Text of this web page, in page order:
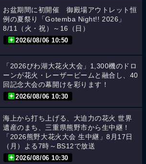
お盆期間に初開催 御殿場アウトレット恒
例の夏祭り「Gotemba Night!! 2026」
8/11（火・祝）～16（日）
2026/08/06 10:50
「2026びわ湖大花火大会」1,300機のドロ
ーンが花火・レーザービームと融合し、40
回記念大会の幕開けを彩ります！
2026/08/06 10:30
海上から打ち上げる、大迫力の花火 世界
遺産のまち、三重県熊野市から生中継！
「2026熊野大花火大会 生中継」8月17日
（月）よる7時～BS12で放送
2026/08/06 10:30